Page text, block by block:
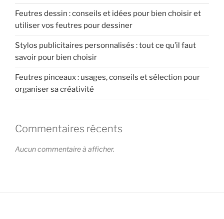
Feutres dessin : conseils et idées pour bien choisir et
utiliser vos feutres pour dessiner
Stylos publicitaires personnalisés : tout ce qu’il faut
savoir pour bien choisir
Feutres pinceaux : usages, conseils et sélection pour
organiser sa créativité
Commentaires récents
Aucun commentaire à afficher.